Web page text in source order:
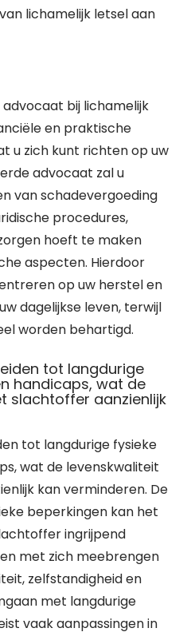
lichamelijk letsel aan
bij lichamelijk
en praktische
u zich kunt richten op uw
advocaat zal u
van schadevergoeding
procedures,
hoeft te maken
aspecten. Hierdoor
op uw herstel en
dagelijkse leven, terwijl
worden behartigd.
tot langdurige
handicaps, wat de
slachtoffer aanzienlijk
tot langdurige fysieke
wat de levenskwaliteit
kan verminderen. De
beperkingen kan het
ingrijpend
met zich meebrengen
zelfstandigheid en
met langdurige
vaak aanpassingen in